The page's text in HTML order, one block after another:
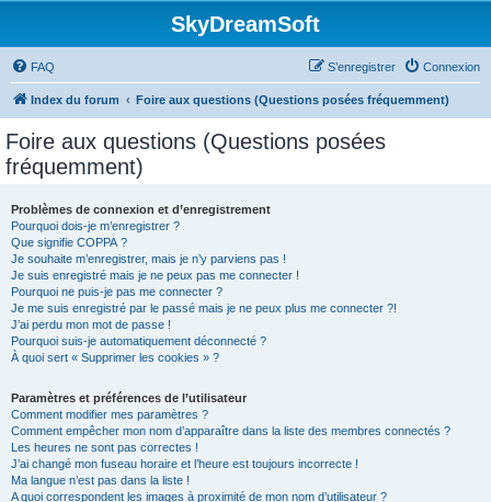
SkyDreamSoft
FAQ Connexion
S’enregistrer
Index du forum Foire aux questions (Questions posées fréquemment)
Foire aux questions (Questions posées
fréquemment)
Problèmes de connexion et d’enregistrement
Pourquoi dois-je m’enregistrer ?
Que signifie COPPA ?
Je souhaite m’enregistrer, mais je n’y parviens pas !
Je suis enregistré mais je ne peux pas me connecter !
Pourquoi ne puis-je pas me connecter ?
Je me suis enregistré par le passé mais je ne peux plus me connecter ?!
J’ai perdu mon mot de passe !
Pourquoi suis-je automatiquement déconnecté ?
À quoi sert « Supprimer les cookies » ?
Paramètres et préférences de l’utilisateur
Comment modifier mes paramètres ?
Comment empêcher mon nom d’apparaître dans la liste des membres connectés ?
Les heures ne sont pas correctes !
J’ai changé mon fuseau horaire et l’heure est toujours incorrecte !
Ma langue n’est pas dans la liste !
A quoi correspondent les images à proximité de mon nom d’utilisateur ?